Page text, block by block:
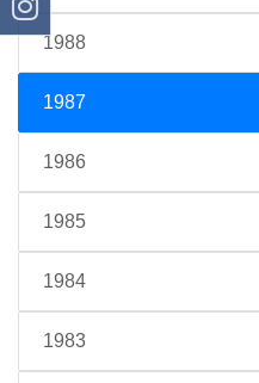
1988
1987
1986
1985
1984
1983